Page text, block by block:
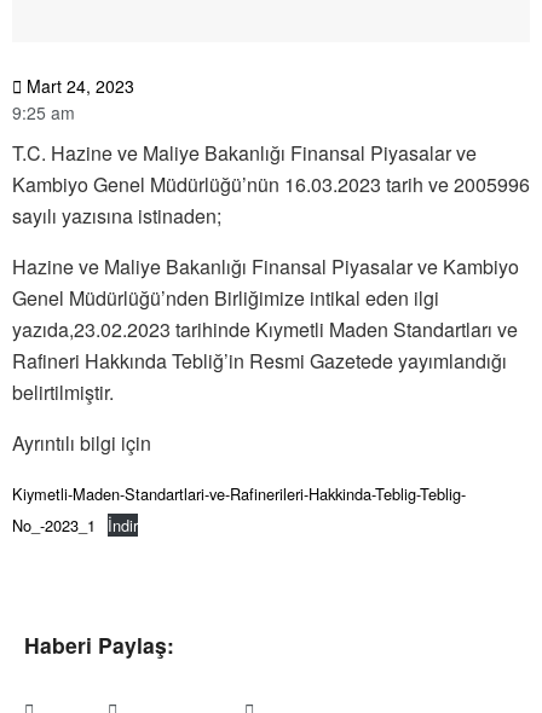
Mart 24, 2023
9:25 am
T.C. Hazine ve Maliye Bakanlığı Finansal Piyasalar ve
Kambiyo Genel Müdürlüğü’nün 16.03.2023 tarih ve 2005996
sayılı yazısına istinaden;
Hazine ve Maliye Bakanlığı Finansal Piyasalar ve Kambiyo
Genel Müdürlüğü’nden Birliğimize intikal eden ilgi
yazıda,23.02.2023 tarihinde Kıymetli Maden Standartları ve
Rafineri Hakkında Tebliğ’in Resmi Gazetede yayımlandığı
belirtilmiştir.
Ayrıntılı bilgi için
Kiymetli-Maden-Standartlari-ve-Rafinerileri-Hakkinda-Teblig-Teblig-
No_-2023_1
İndir
Haberi Paylaş: